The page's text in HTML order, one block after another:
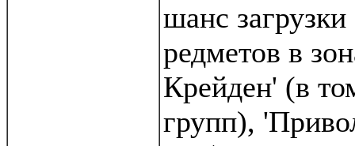
шанс загрузки
редметов в
Крейден' (в
групп),